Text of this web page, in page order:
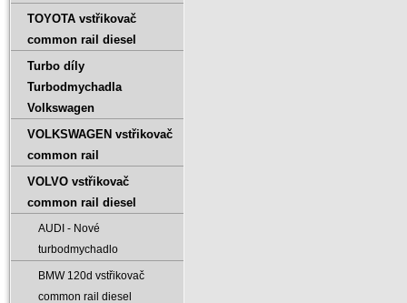
TOYOTA vstřikovač
common rail diesel
Turbo díly
Turbodmychadla
Volkswagen
VOLKSWAGEN vstřikovač
common rail
VOLVO vstřikovač
common rail diesel
AUDI - Nové
turbodmychadlo
BMW 120d vstřikovač
common rail diesel